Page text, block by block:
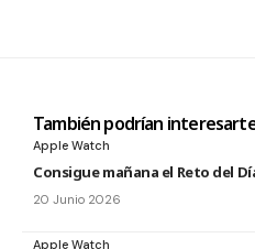
También podrían
Apple Watch
Consigue mañana el Reto del
20 Junio 2026
Apple Watch